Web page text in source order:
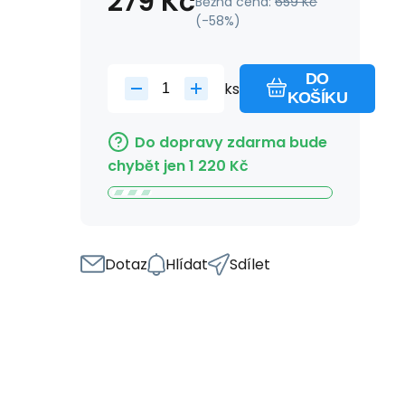
(-58%)
ks
DO
KOŠÍKU
Do dopravy zdarma bude
chybět jen1 220 Kč
Dotaz Hlídat Sdílet